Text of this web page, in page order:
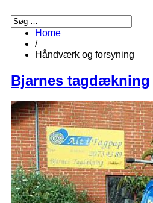
Home
/
Håndværk og forsyning
Bjarnes tagdækning